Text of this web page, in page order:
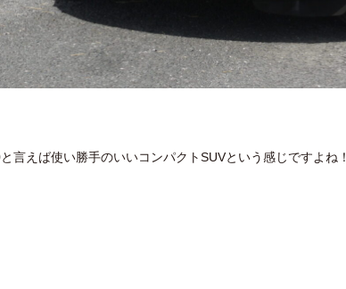
言えば使い勝手のいいコンパクトSUVという感じですよね！